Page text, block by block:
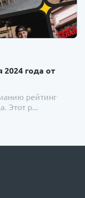
года от
рейтинг
Этот р...